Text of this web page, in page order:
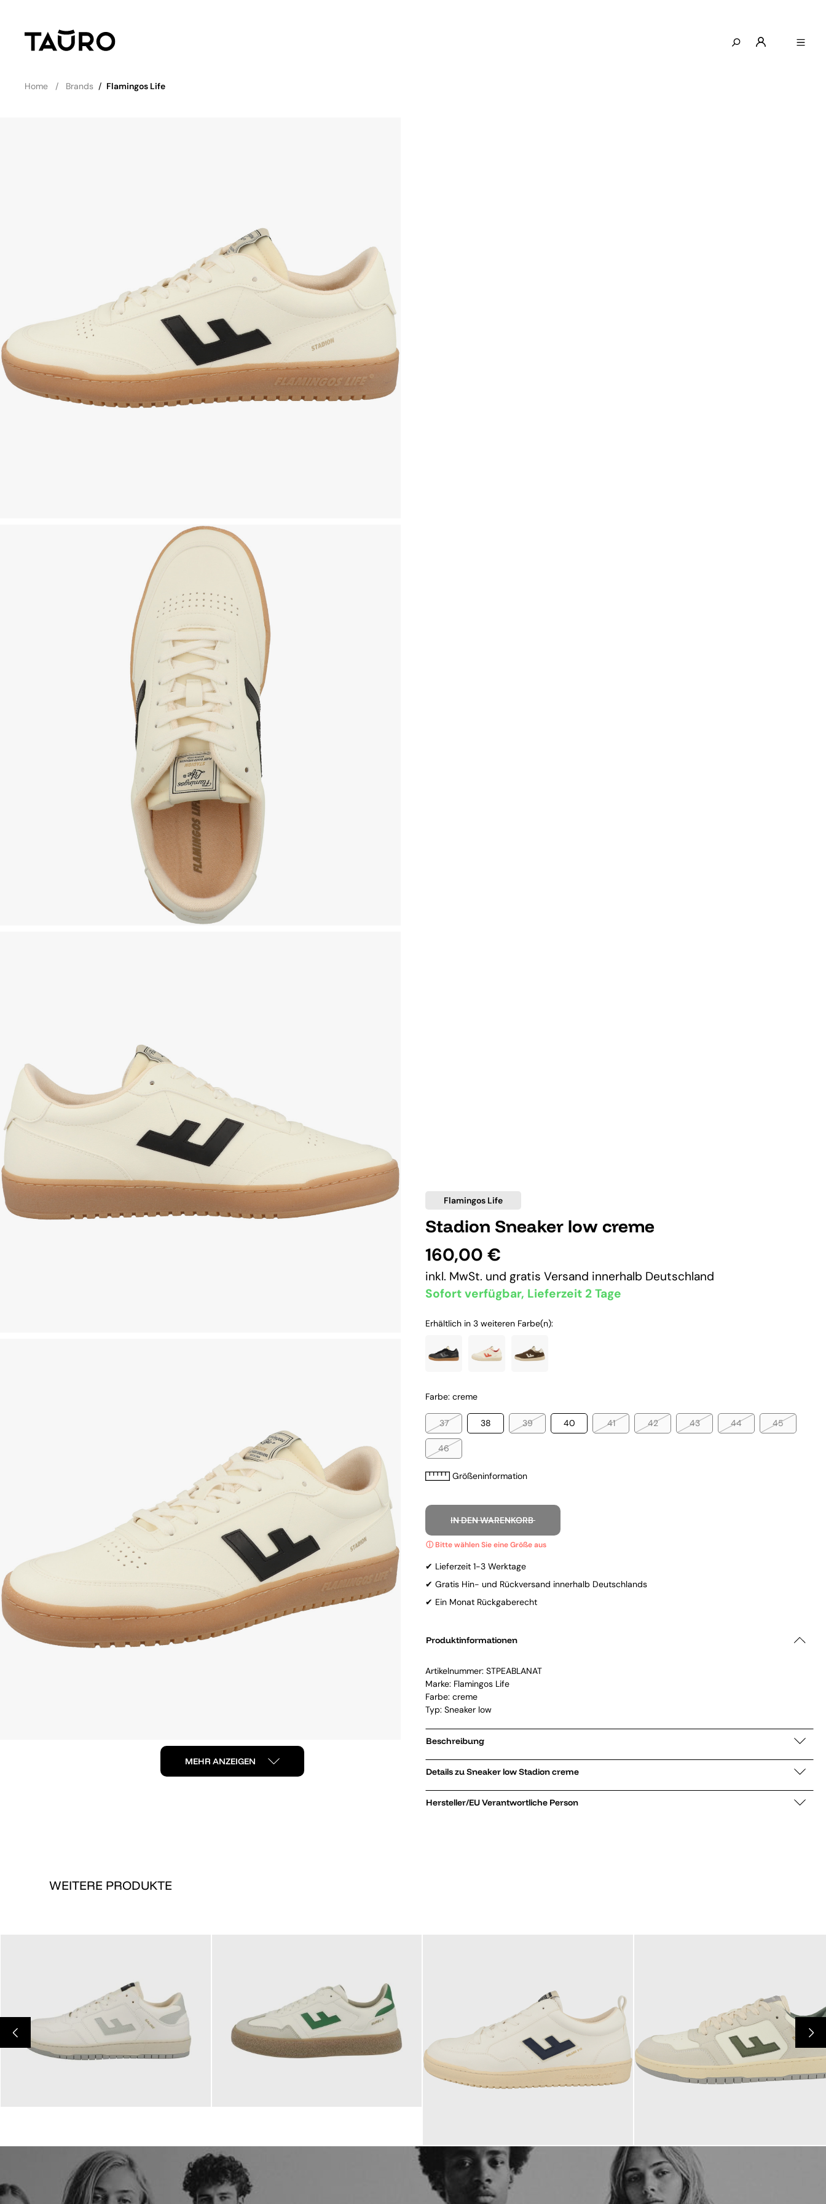
Home Brands / Flamingos Life
MEHR ANZEIGEN
Flamingos Life
Stadion Sneaker low creme
160,00 €
inkl. MwSt. und gratis Versand innerhalb Deutschland
Sofort verfügbar, Lieferzeit 2 Tage
Erhältlich in 3 weiteren Farbe(n):
Farbe: creme
37 38 39 40 41 42 43 44 45
46
Größeninformation
IN DEN WARENKORB
✔ Lieferzeit 1-3 Werktage
✔ Gratis Hin- und Rückversand innerhalb Deutschlands
✔ Ein Monat Rückgaberecht
Produktinformationen
Artikelnummer: STPEABLANAT
Marke: Flamingos Life
Farbe: creme
Typ: Sneaker low
Beschreibung
Details zu Sneaker low Stadion creme
Hersteller/EU Verantwortliche Person
WEITERE PRODUKTE